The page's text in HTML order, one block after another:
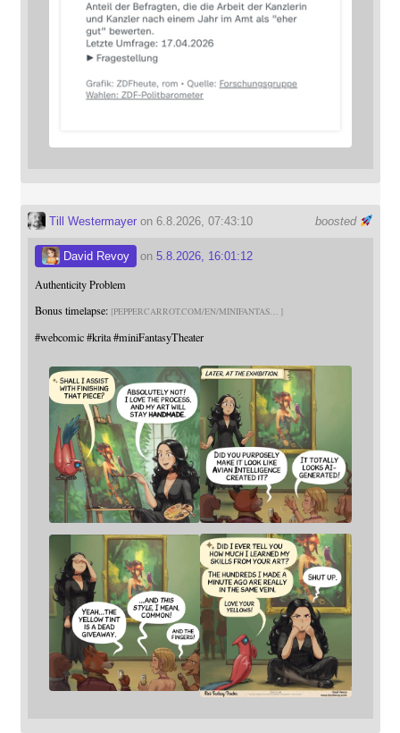
boosted
Till Westermayeron 6.8.2026, 07:43:10
David Revoy on 5.8.2026, 16:01:12
Authenticity Problem
Bonus timelapse: PEPPERCARROT.COM/EN/MINIFANTAS
#webcomic #krita #miniFantasyTheater